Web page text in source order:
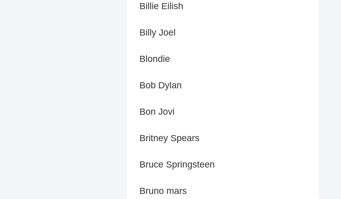
Billie Eilish
Billy Joel
Blondie
Bob Dylan
Bon Jovi
Britney Spears
Bruce Springsteen
Bruno mars